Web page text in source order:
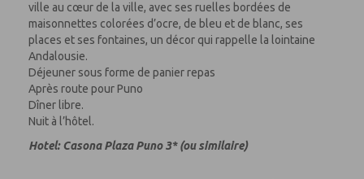
ville au cœur de la ville, avec ses ruelles bordées de
maisonnettes colorées d’ocre, de bleu et de blanc, ses
places et ses fontaines, un décor qui rappelle la lointaine
Andalousie.
Déjeuner sous forme de panier repas
Après route pour Puno
Dîner libre.
Nuit à l’hôtel.
Hotel: Casona Plaza Puno 3* (ou similaire)